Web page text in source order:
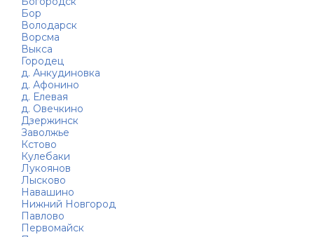
Бор
Володарск
Ворсма
Выкса
Городец
д. Анкудиновка
д. Афонино
д. Елевая
д. Овечкино
Дзержинск
Заволжье
Кстово
Кулебаки
Лукоянов
Лысково
Навашино
Нижний Новгород
Павлово
Первомайск